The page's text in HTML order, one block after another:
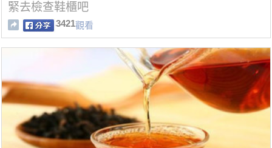
緊去檢查鞋櫃吧
3421觀看